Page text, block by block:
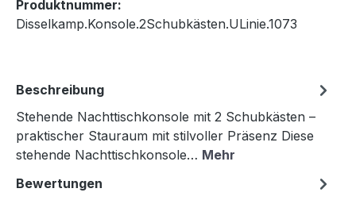
Produktnummer:
Disselkamp.Konsole.2Schubkästen.ULinie.1073
Beschreibung
Stehende Nachttischkonsole mit 2 Schubkästen –
praktischer Stauraum mit stilvoller Präsenz Diese
stehende Nachttischkonsole… Mehr
Bewertungen